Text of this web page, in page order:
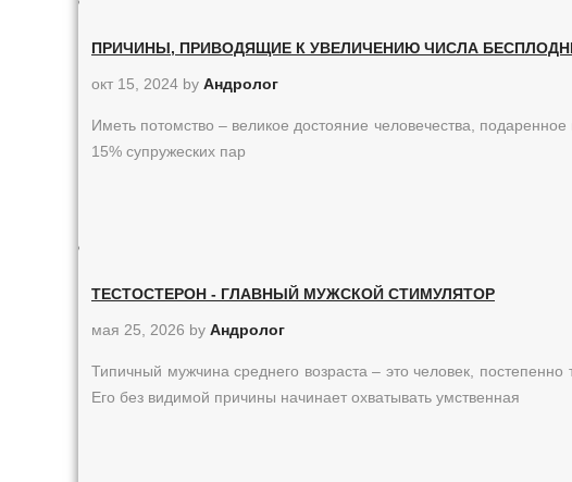
ПРИЧИНЫ, ПРИВОДЯЩИЕ К УВЕЛИЧЕНИЮ ЧИСЛА
окт 15, 2024 by Андролог
Иметь потомство – великое достояние человечества,
15% супружеских пар
ТЕСТОСТЕРОН - ГЛАВНЫЙ МУЖСКОЙ СТИМУЛЯТОР
мая 25, 2026 by Андролог
Типичный мужчина среднего возраста – это человек,
Его без видимой причины начинает охватывать умственная